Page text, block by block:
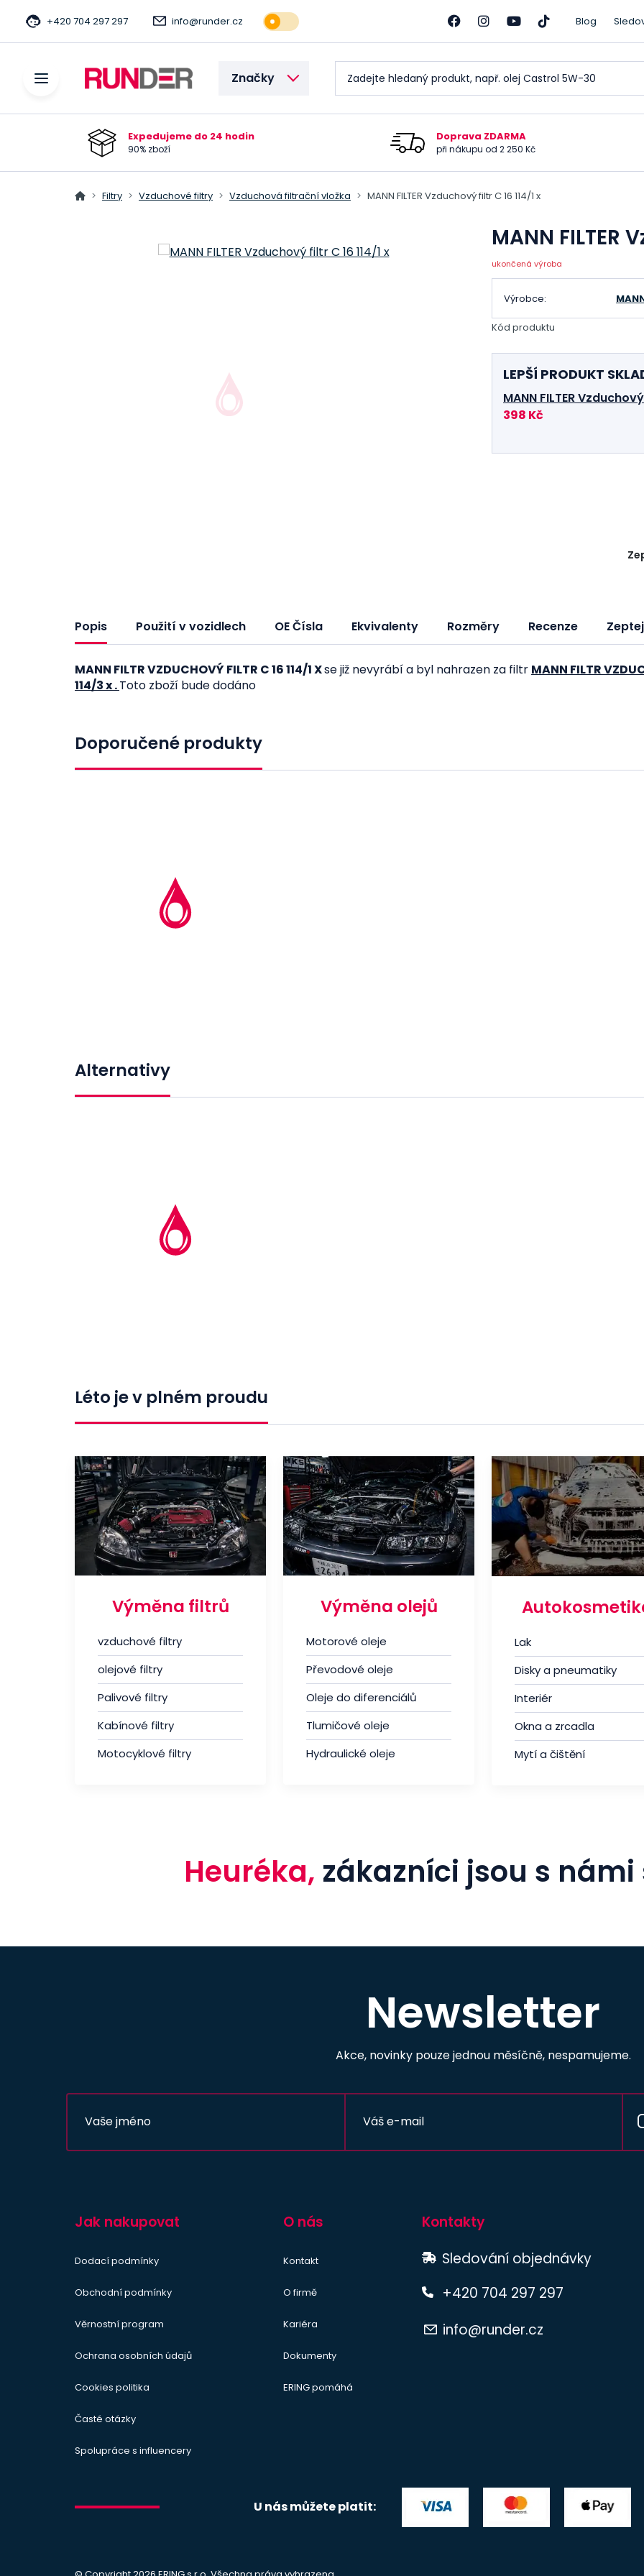
+420 704 297 297 info@runder.cz Blog
Značky
Expedujeme do 24 hodin
90% zboží
Doprava ZDARMA
při nákupu od 2 250 Kč
Filtry Vzduchové filtry Vzduchová filtrační vložka MANN FILTER Vzduchový filtr C 16 114/1 x
MANN FILTER
ukončená výroba
Výrobce:
Kód produktu
LEPŠÍ PRODUKT
MANN FILTER
398 Kč
Popis Použití v vozidlech OE Čísla Ekvivalenty Rozměry Recenze
MANN FILTR VZDUCHOVÝ FILTR C 16 114/1 Xse již nevyrábí a byl nahrazen za filtr MANN FILTR
114/3 x .Toto zboží bude dodáno
Doporučené produkty
Alternativy
Léto je v plném proudu
Výměna filtrů
vzduchové filtry
olejové filtry
Palivové filtry
Kabínové filtry
Motocyklové filtry
Výměna olejů
Motorové oleje
Převodové oleje
Oleje do diferenciálů
Tlumičové oleje
Hydraulické oleje
Lak
Disky a pneumatiky
Interiér
Okna a zrcadla
Mytí a čištění
Heuréka, zákazníci jsou s
Newsletter
Akce, novinky pouze jednou měsíčně, nespamujeme.
Jak nakupovat
Dodací podmínky
Obchodní podmínky
Věrnostní program
Ochrana osobních údajů
Cookies politika
Časté otázky
Spolupráce s influencery
O nás
Kontakt
O firmě
Kariéra
Dokumenty
ERING pomáhá
Kontakty
Sledování objednávky
+420 704 297 297
info@runder.cz
U nás můžete platit: